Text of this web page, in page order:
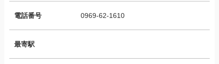
電話番号 0969-62-1610
最寄駅